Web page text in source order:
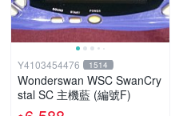
Y4103454476 1514
Wonderswan WSC SwanCry
stal SC 主機藍 (編號F)